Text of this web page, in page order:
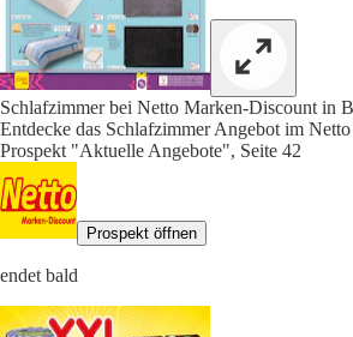
Schlafzimmer bei Netto Marken-Discount in
Entdecke das Schlafzimmer Angebot im
Prospekt "Aktuelle Angebote", Seite 42
Prospekt öffnen
endet bald